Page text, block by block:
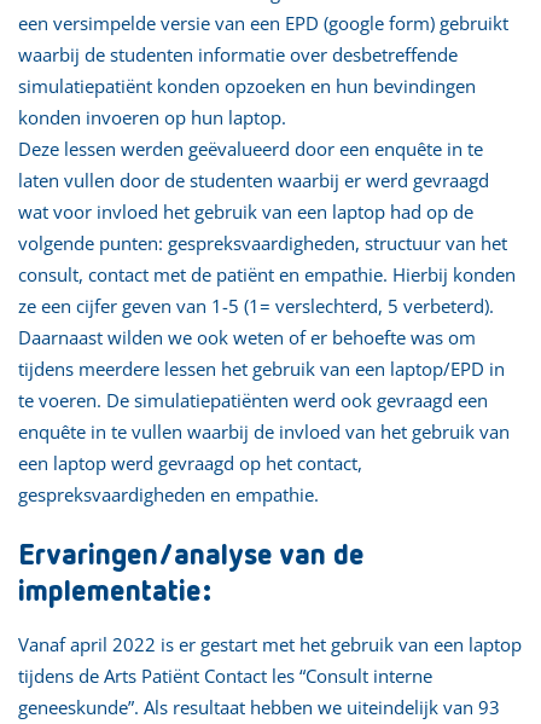
een versimpelde versie van een EPD (google form) gebruikt
waarbij de studenten informatie over desbetreffende
simulatiepatiënt konden opzoeken en hun bevindingen
konden invoeren op hun laptop.
Deze lessen werden geëvalueerd door een enquête in te
laten vullen door de studenten waarbij er werd gevraagd
wat voor invloed het gebruik van een laptop had op de
volgende punten: gespreksvaardigheden, structuur van het
consult, contact met de patiënt en empathie. Hierbij konden
ze een cijfer geven van 1-5 (1= verslechterd, 5 verbeterd).
Daarnaast wilden we ook weten of er behoefte was om
tijdens meerdere lessen het gebruik van een laptop/EPD in
te voeren. De simulatiepatiënten werd ook gevraagd een
enquête in te vullen waarbij de invloed van het gebruik van
een laptop werd gevraagd op het contact,
gespreksvaardigheden en empathie.
Ervaringen/analyse van de
implementatie:
Vanaf april 2022 is er gestart met het gebruik van een laptop
tijdens de Arts Patiënt Contact les “Consult interne
geneeskunde”. Als resultaat hebben we uiteindelijk van 93